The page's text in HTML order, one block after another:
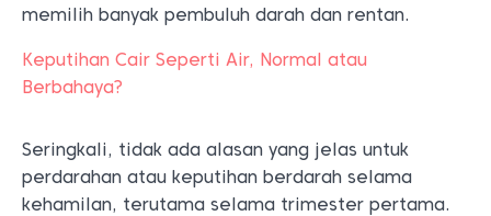
memilih banyak pembuluh darah dan rentan.
Keputihan Cair Seperti Air, Normal atau
Berbahaya?
Seringkali, tidak ada alasan yang jelas untuk
perdarahan atau keputihan berdarah selama
kehamilan, terutama selama trimester pertama.